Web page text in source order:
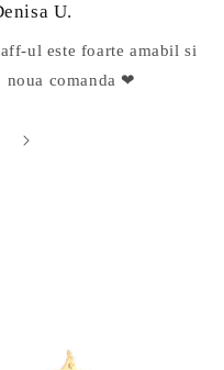
U.
ul este foarte amabil si
noua comanda ❤